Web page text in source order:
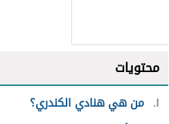
محتويات
١ من هي هنادي الكندري؟